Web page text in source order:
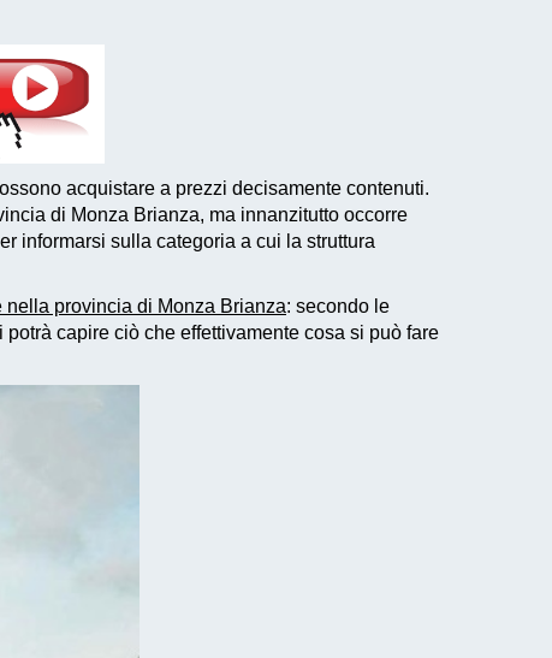
acquistare a prezzi decisamente contenuti.
di Monza Brianza, ma innanzitutto occorre
informarsi sulla categoria a cui la struttura
nella provincia di Monza Brianza: secondo le
capire ciò che effettivamente cosa si può fare